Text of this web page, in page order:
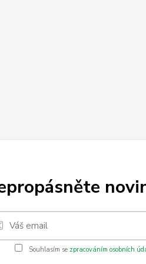
Souhlasím se zpracováním osobních